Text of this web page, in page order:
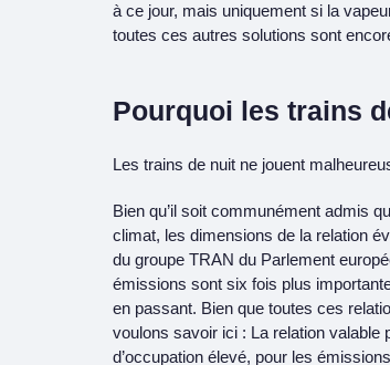
à ce jour, mais uniquement si la
toutes ces autres solutions sont
Pourquoi les trains
Les trains de nuit ne jouent
Bien qu’il soit communément admis
climat, les dimensions de la relation
du groupe TRAN du Parlement
émissions sont six fois plus
en passant. Bien que toutes ces
voulons savoir ici : La relation valable
d’occupation élevé, pour les